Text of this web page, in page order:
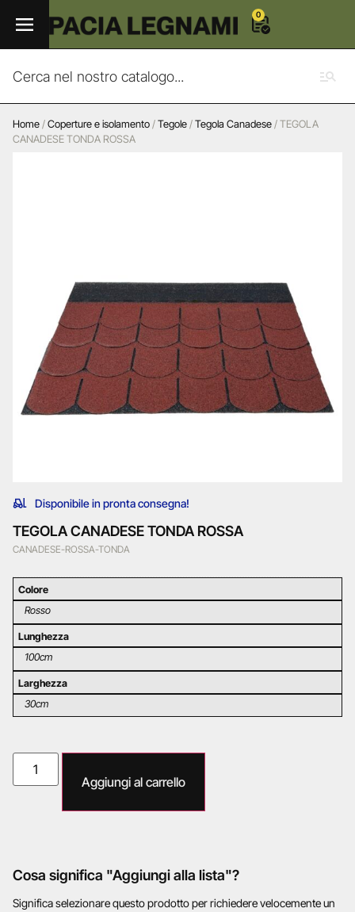
0
Home/Coperture e isolamento/Tegole/Tegola Canadese/ TEGOLA
CANADESE TONDA ROSSA
Disponibile in pronta consegna!
TEGOLA CANADESE TONDA ROSSA
CANADESE-ROSSA-TONDA
Colore
Rosso
Lunghezza
100cm
Larghezza
30cm
Aggiungi al carrello
Cosa significa "Aggiungi alla lista"?
Significa selezionare questo prodotto per richiedere velocemente un